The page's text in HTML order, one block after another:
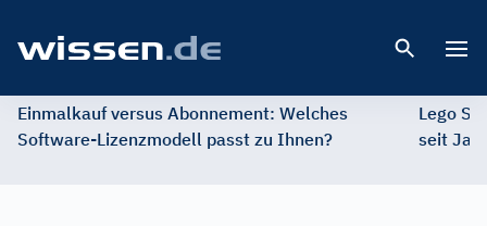
Einmalkauf versus Abonnement: Welches
Software-Lizenzmodell passt zu Ihnen?
Lego
seit